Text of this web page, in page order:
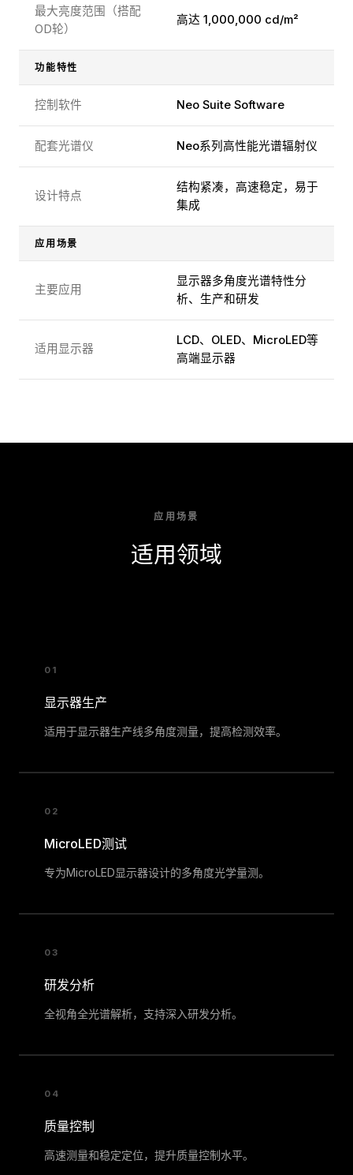
最大亮度范围（搭配
OD轮）
高达 1,000,000 cd/m²
功能特性
控制软件 Neo Suite Software
配套光谱仪 Neo系列高性能光谱辐射仪
设计特点
结构紧凑，高速稳定，易于
集成
应用场景
主要应用
显示器多角度光谱特性分
析、生产和研发
适用显示器
LCD、OLED、MicroLED等
高端显示器
应用场景
适用领域
01
显示器生产
适用于显示器生产线多角度测量，提高检测效率。
02
MicroLED测试
专为MicroLED显示器设计的多角度光学量测。
03
研发分析
全视角全光谱解析，支持深入研发分析。
04
质量控制
高速测量和稳定定位，提升质量控制水平。